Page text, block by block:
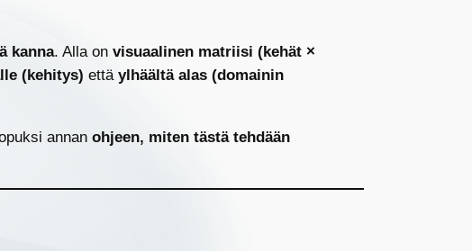
kanna. Alla on visuaalinen matriisi (kehät ×
(kehitys) että ylhäältä alas (domainin
annan ohjeen, miten tästä tehdään